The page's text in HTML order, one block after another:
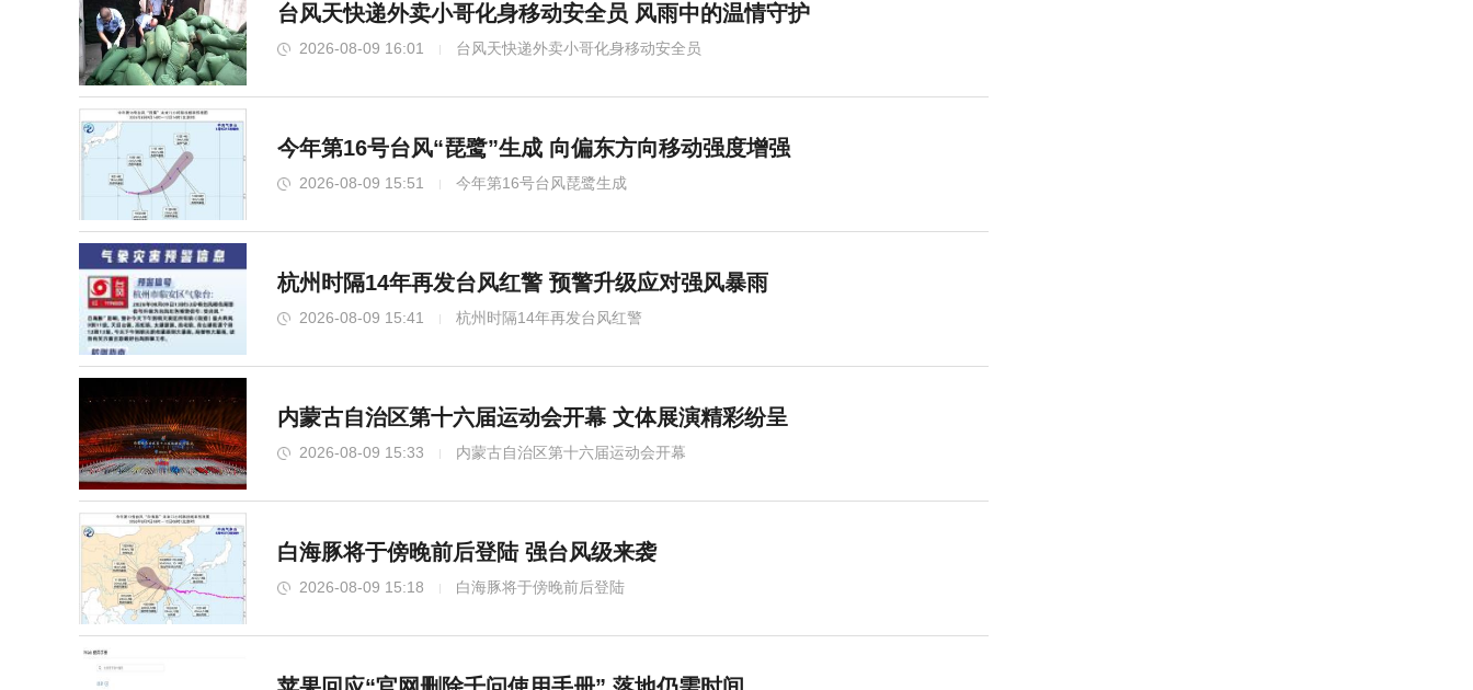
台风天快递外卖小哥化身移动安全员 风雨中的温情守护
2026-08-09 16:01 台风天快递外卖小哥化身移动安全员
今年第16号台风“琵鹭”生成 向偏东方向移动强度增强
2026-08-09 15:51 今年第16号台风琵鹭生成
杭州时隔14年再发台风红警 预警升级应对强风暴雨
2026-08-09 15:41 杭州时隔14年再发台风红警
内蒙古自治区第十六届运动会开幕 文体展演精彩纷呈
2026-08-09 15:33 内蒙古自治区第十六届运动会开幕
白海豚将于傍晚前后登陆 强台风级来袭
2026-08-09 15:18 白海豚将于傍晚前后登陆